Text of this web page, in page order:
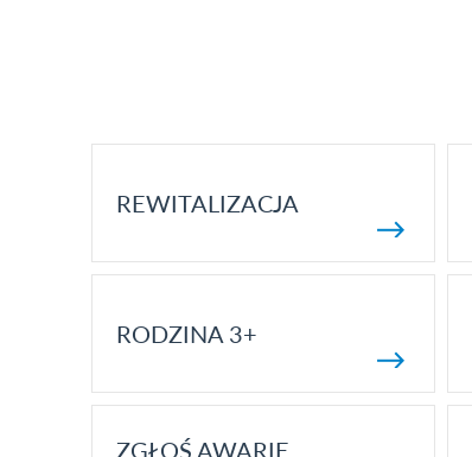
REWITALIZACJA
RODZINA 3+
ZGŁOŚ AWARIĘ